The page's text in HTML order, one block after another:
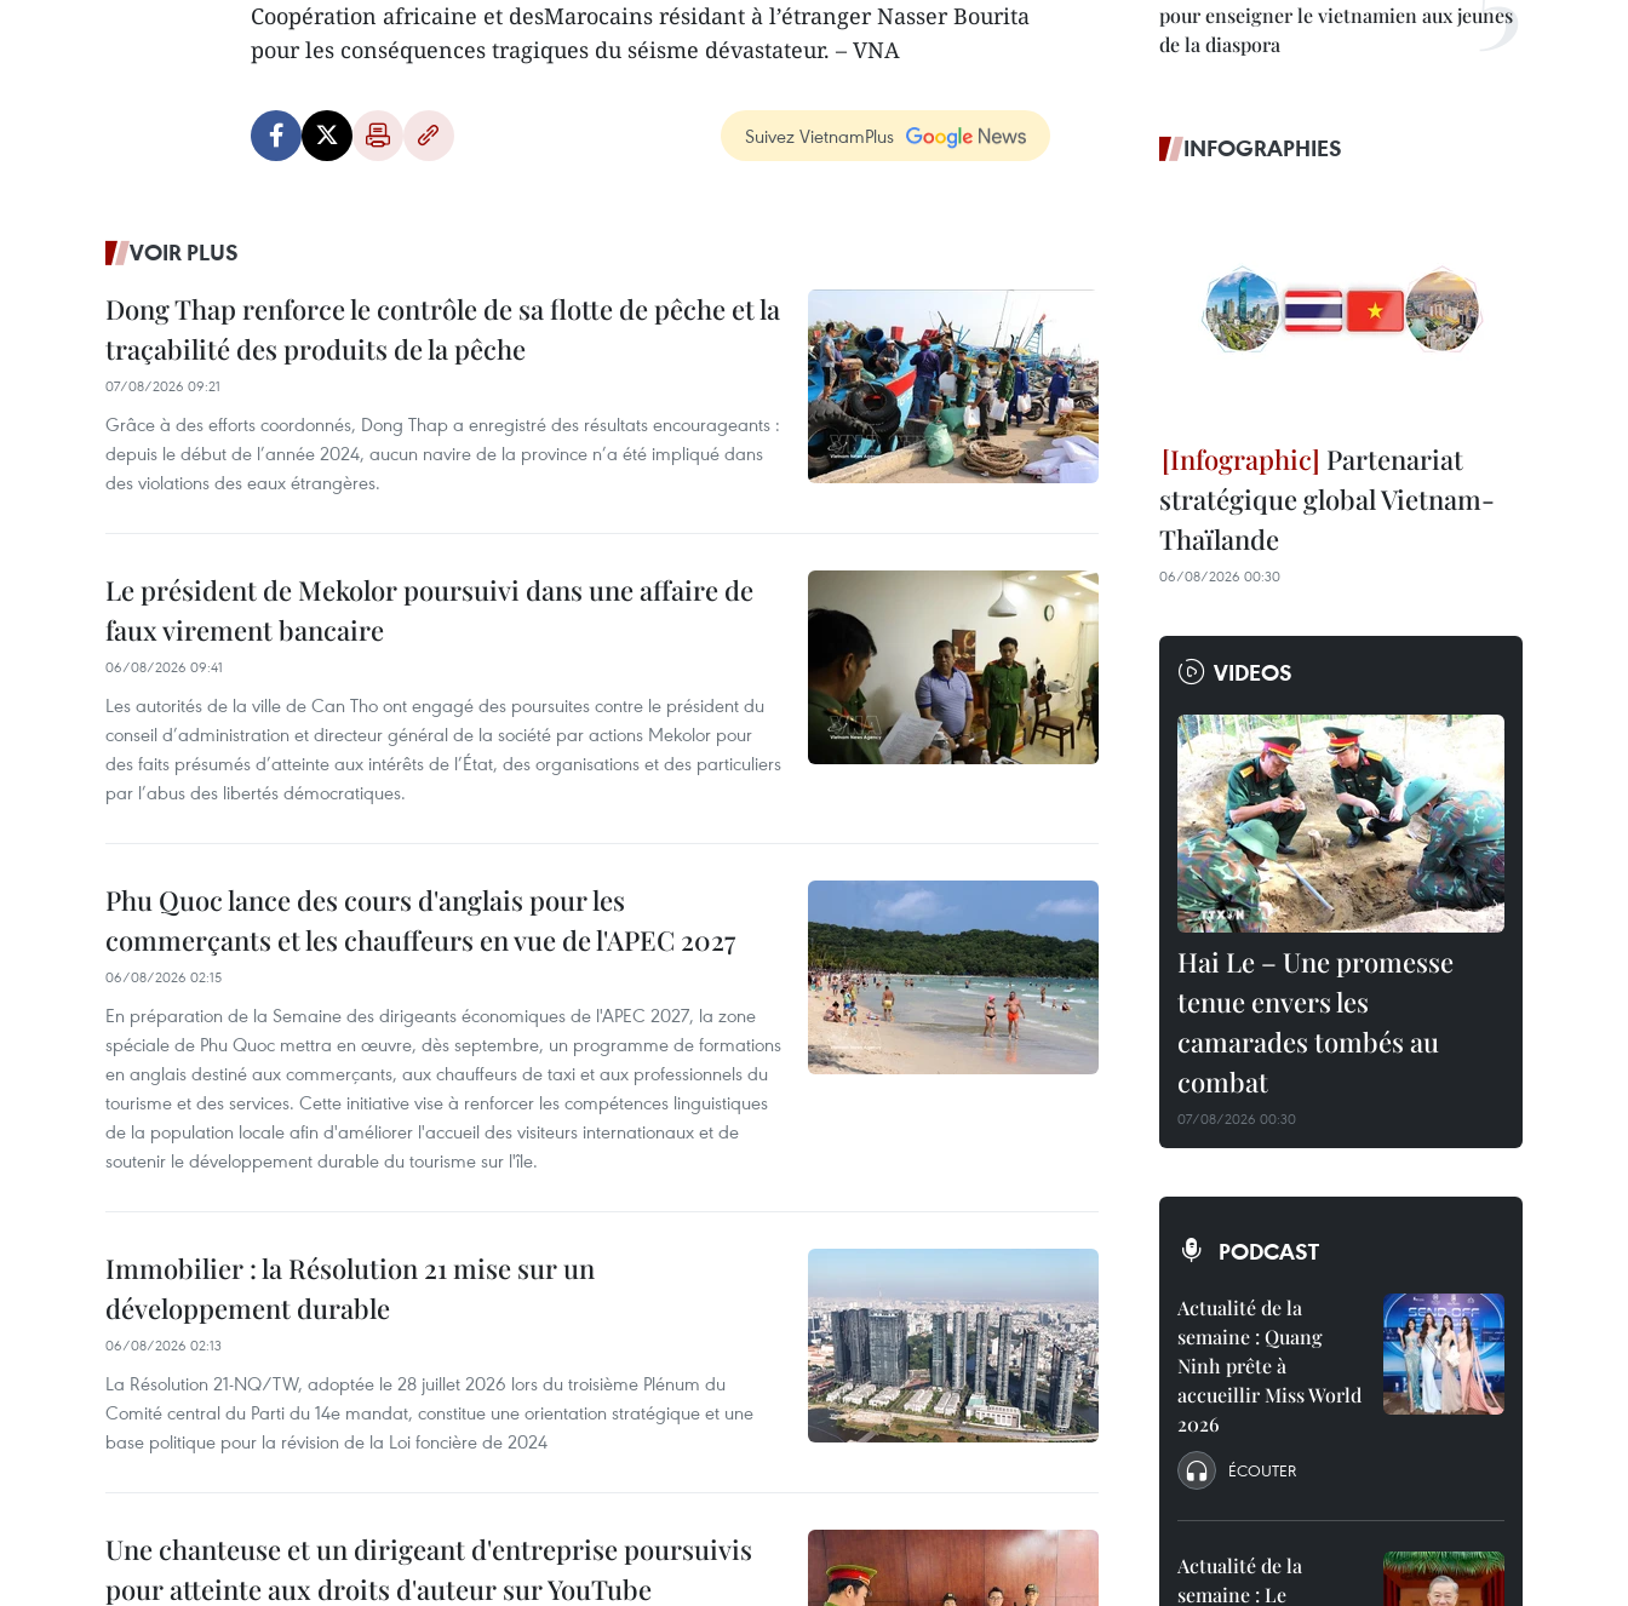
Coopération africaine et desMarocains résidant à l’étranger Nasser Bourita
pour les conséquences tragiques du séisme dévastateur. – VNA
Suivez VietnamPlus
VOIR PLUS
Dong Thap renforce le contrôle de sa flotte de pêche et la
traçabilité des produits de la pêche
07/08/2026 09:21
Grâce à des efforts coordonnés, Dong Thap a enregistré des résultats encourageants :
depuis le début de l’année 2024, aucun navire de la province n’a été impliqué dans
des violations des eaux étrangères.
Le président de Mekolor poursuivi dans une affaire de
faux virement bancaire
06/08/2026 09:41
Les autorités de la ville de Can Tho ont engagé des poursuites contre le président du
conseil d’administration et directeur général de la société par actions Mekolor pour
des faits présumés d’atteinte aux intérêts de l’État, des organisations et des particuliers
par l’abus des libertés démocratiques.
Phu Quoc lance des cours d'anglais pour les
commerçants et les chauffeurs en vue de l'APEC 2027
06/08/2026 02:15
En préparation de la Semaine des dirigeants économiques de l'APEC 2027, la zone
spéciale de Phu Quoc mettra en œuvre, dès septembre, un programme de formations
en anglais destiné aux commerçants, aux chauffeurs de taxi et aux professionnels du
tourisme et des services. Cette initiative vise à renforcer les compétences linguistiques
de la population locale afin d'améliorer l'accueil des visiteurs internationaux et de
soutenir le développement durable du tourisme sur l'île.
Immobilier : la Résolution 21 mise sur un
développement durable
06/08/2026 02:13
La Résolution 21-NQ/TW, adoptée le 28 juillet 2026 lors du troisième Plénum du
Comité central du Parti du 14e mandat, constitue une orientation stratégique et une
base politique pour la révision de la Loi foncière de 2024
Une chanteuse et un dirigeant d'entreprise poursuivis
pour atteinte aux droits d'auteur sur YouTube
pour enseigner le vietnamien aux jeunes
de la diaspora
INFOGRAPHIES
Partenariat
stratégique global Vietnam-
Thaïlande
06/08/2026 00:30
VIDEOS
Hai Le – Une promesse
tenue envers les
camarades tombés au
combat
07/08/2026 00:30
PODCAST
Actualité de la
semaine : Quang
Ninh prête à
accueillir Miss World
2026
ÉCOUTER
Actualité de la
semaine : Le